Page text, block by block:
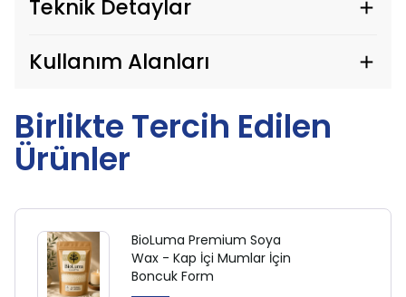
Teknik Detaylar
Kullanım Alanları
Birlikte Tercih Edilen
Ürünler
BioLuma Premium Soya
Wax - Kap İçi Mumlar İçin
Boncuk Form